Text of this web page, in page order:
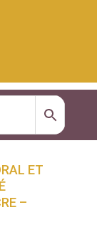
ET
–